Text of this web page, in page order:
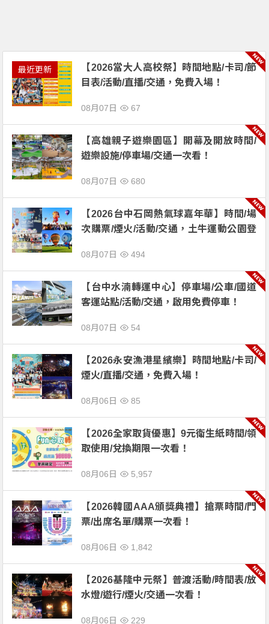
最近更新
【2026當大人高校祭】時間地點/卡司/節
目表/活動/直播/交通，免費入場！
08月07日 67
【高雄親子遊樂園區】開幕及開放時間/
遊樂設施/停車場/交通一次看！
08月07日 680
【2026台中石岡熱氣球嘉年華】時間/場
次購票/煙火/活動/交通，土牛運動公園登
08月07日 494
【台中水湳轉運中心】停車場/公車/國道
客運站點/活動/交通，啟用免費停車！
08月07日 54
【2026永安漁港星繽樂】時間地點/卡司/
煙火/直播/交通，免費入場！
08月06日 85
【2026全家取貨優惠】9元衛生紙時間/領
取使用/兌換期限一次看！
08月06日 5,957
【2026韓國AAA頒獎典禮】搶票時間/門
票/出席名單/購票一次看！
08月06日 1,842
【2026基隆中元祭】普渡活動/時間表/放
水燈/遊行/煙火/交通一次看！
08月06日 229